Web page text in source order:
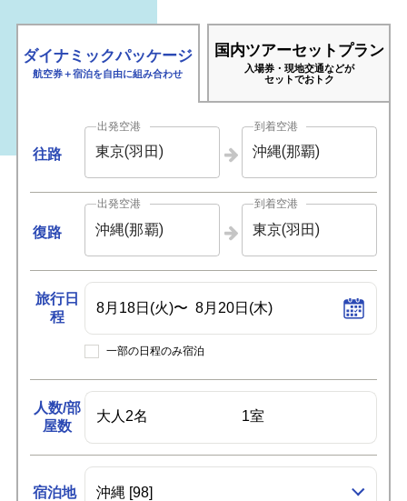
ダイナミックパッケージ
航空券＋宿泊を自由に組み合わせ
国内ツアーセットプラン
入場券・現地交通などが
セットでおトク
往路
出発空港
東京(羽田)
到着空港
沖縄(那覇)
復路
出発空港
沖縄(那覇)
到着空港
東京(羽田)
旅行日
程
一部の日程のみ宿泊
人数/部
屋数
宿泊地